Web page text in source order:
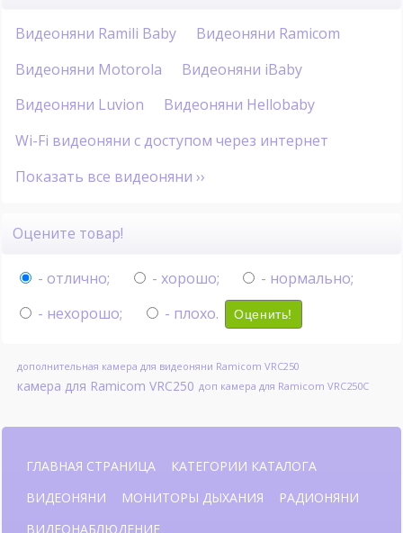
Видеоняни Ramili Baby
Видеоняни Ramicom
Видеоняни Motorola
Видеоняни iBaby
Видеоняни Luvion
Видеоняни Hellobaby
Wi-Fi видеоняни с доступом через интернет
Показать все видеоняни ››
Оцените товар!
- отлично; - хорошо;
- нормально;
- нехорошо;
- плохо. Оценить!
дополнительная камера для видеоняни Ramicom VRC250
камера для Ramicom VRC250 доп камера для Ramicom VRC250C
ГЛАВНАЯ СТРАНИЦА
КАТЕГОРИИ КАТАЛОГА
ВИДЕОНЯНИ
МОНИТОРЫ ДЫХАНИЯ
РАДИОНЯНИ
ВИДЕОНАБЛЮДЕНИЕ